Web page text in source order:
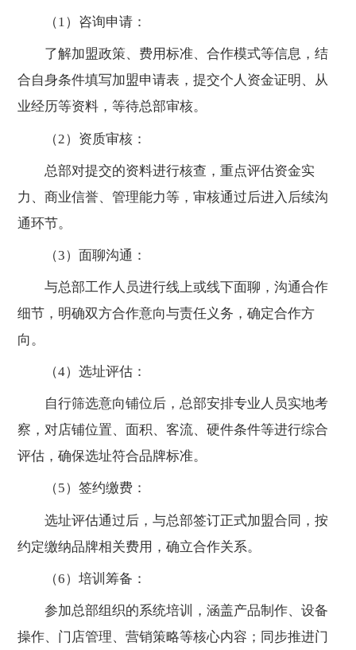
（1）咨询申请：
了解加盟政策、费用标准、合作模式等信息，结
合自身条件填写加盟申请表，提交个人资金证明、从
业经历等资料，等待总部审核。
（2）资质审核：
总部对提交的资料进行核查，重点评估资金实
力、商业信誉、管理能力等，审核通过后进入后续沟
通环节。
（3）面聊沟通：
与总部工作人员进行线上或线下面聊，沟通合作
细节，明确双方合作意向与责任义务，确定合作方
向。
（4）选址评估：
自行筛选意向铺位后，总部安排专业人员实地考
察，对店铺位置、面积、客流、硬件条件等进行综合
评估，确保选址符合品牌标准。
（5）签约缴费：
选址评估通过后，与总部签订正式加盟合同，按
约定缴纳品牌相关费用，确立合作关系。
（6）培训筹备：
参加总部组织的系统培训，涵盖产品制作、设备
操作、门店管理、营销策略等核心内容；同步推进门